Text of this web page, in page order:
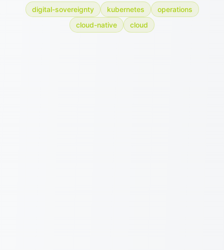
digital-sovereignty kubernetes
operations
cloud-native
cloud